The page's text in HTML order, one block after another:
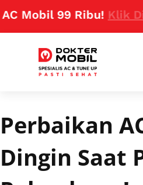
99 Ribu!Klik Disini
Perbaikan
Dingin Saat